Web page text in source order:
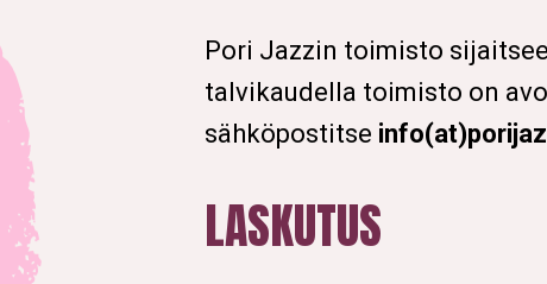
Pori Jazzin toimisto
talvikaudella toimisto on
sähköpostitse
LASKUTUS